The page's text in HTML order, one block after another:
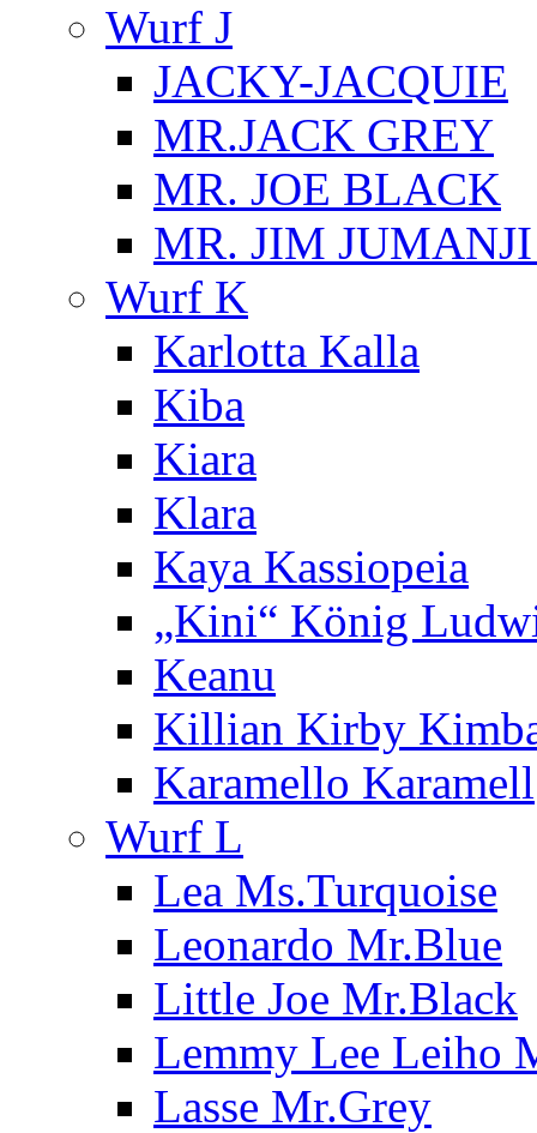
Wurf J
JACKY-JACQUIE
MR.JACK GREY
MR. JOE BLACK
MR. JIM
Wurf K
Karlotta Kalla
Kiba
Kiara
Klara
Kaya Kassiopeia
„Kini“ König
Keanu
Killian Kirby
Karamello Karamell
Wurf L
Lea Ms.Turquoise
Leonardo Mr.Blue
Little Joe Mr.Black
Lemmy Lee Leiho
Lasse Mr.Grey